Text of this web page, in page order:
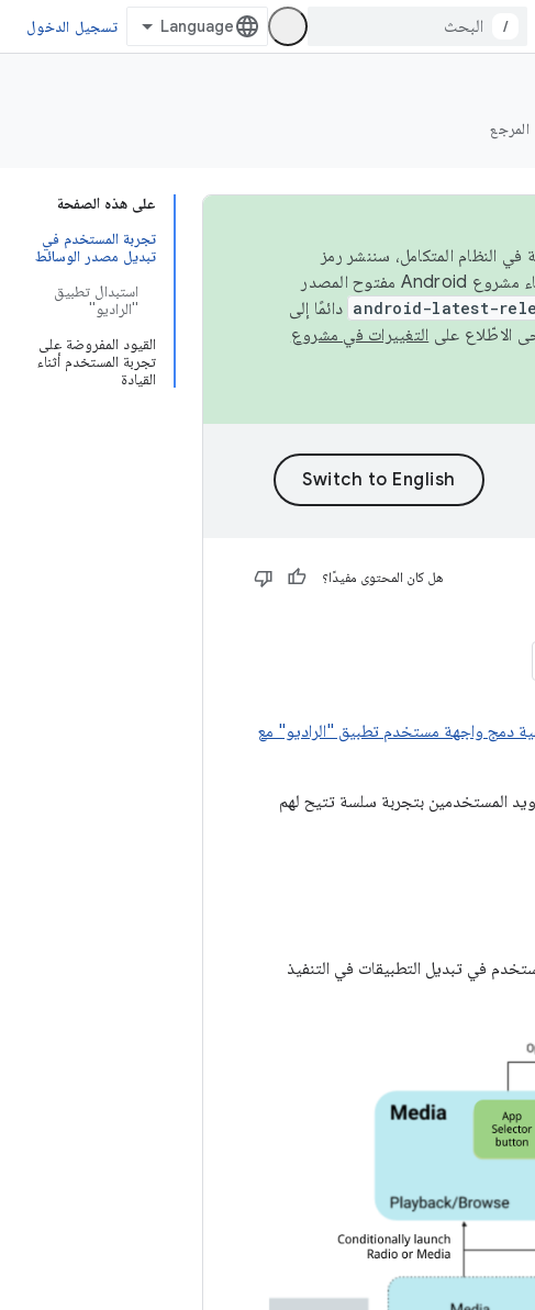
/ تسجيل الدخول
المرجع
على هذه الصفحة
تجربة المستخدم في
تبديل مصدر الوسائط
استبدال تطبيق
"الراديو"
القيود المفروضة على
تجربة المستخدم أثناء
القيادة
في النظام المتكامل، سننشر رمز
المصدر في مشروع Android مفتوح المصدر (AOSP) في الربعَين الثاني والرابع. لبناء مشروع Android مفتوح المصدر
android-latest- دائمًا إلى
التغييرات في مشروع
هل كان المحتوى مفيدًا؟
دمج واجهة مستخدم تطبيق "الراديو" مع
المستخدمين بتجربة سلسة تتيح لهم
في تبديل التطبيقات في التنفيذ